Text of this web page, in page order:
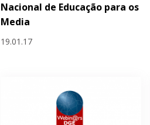
Nacional de Educação para os
Media
19.01.17